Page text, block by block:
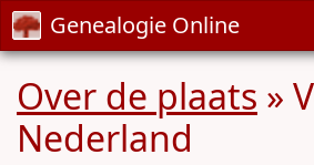
Genealogie Online
Over de plaats »
Nederland